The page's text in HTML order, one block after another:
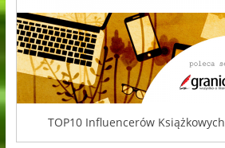
TOP10 Influencerów Książkowych